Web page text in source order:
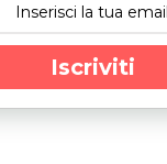
Iscriviti